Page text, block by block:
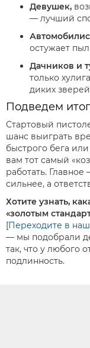
Девушек,
— лучший
остужает
Дачников и
только
диких
Подведем итог
Стартовый
шанс выиграть
быстрого бега
вам тот самый
работать.
сильнее, а
Хотите узнать,
«золотым
[Переходите в
— мы подобрали
так, что у любого
подлинность.